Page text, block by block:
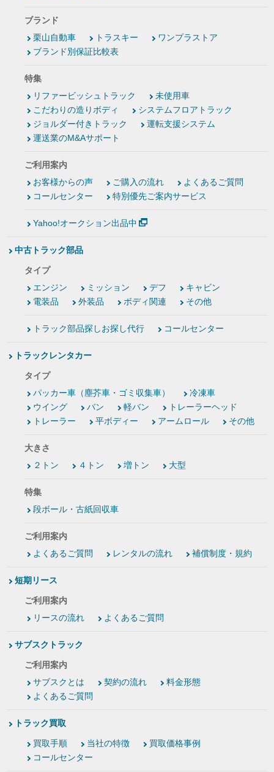
ブランド
栗山自動車
トラスキー
ワンプラストア
ブランド別保証比較表
特集
リファービッシュトラック
未使用車
こだわりの造りボディ
システムフロアトラック
ジョルダー付きトラック
運転支援システム
運送業のM&Aサポート
ご利用案内
お客様からの声
ご購入の流れ
よくあるご質問
コールセンター
特別優先ご案内サービス
Yahoo!オークション出品中
中古トラック部品
タイプ
エンジン
ミッション デフ
キャビン
電装品
外装品 ボディ関連 その他
トラック部品探しお探し代行 コールセンター
トラックレンタカー
タイプ
パッカー車（塵芥車・ゴミ収集車）
冷凍車
ウイング
バン 軽バン
トレーラーヘッド
トレーラー
平ボディー アームロール その他
大きさ
２トン
４トン 増トン 大型
特集
段ボール・古紙回収車
ご利用案内
よくあるご質問
レンタルの流れ 補償制度・規約
短期リース
ご利用案内
リースの流れ
よくあるご質問
サブスクトラック
ご利用案内
サブスクとは
契約の流れ
料金形態
よくあるご質問
トラック買取
買取手順 当社の特徴
買取価格事例
コールセンター